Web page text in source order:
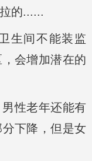
的......
生间不能装监
会增加潜在的
性老年还能有
下降，但是女